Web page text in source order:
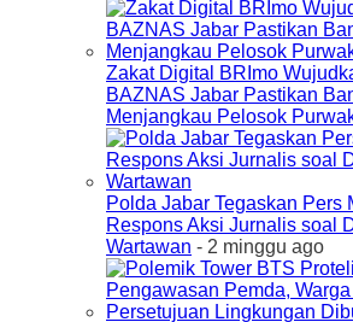
Zakat Digital BRImo
BAZNAS Jabar Pastikan
Menjangkau Pelosok
Polda Jabar Tegaskan Pers
Respons Aksi Jurnalis soal
Wartawan - 2 minggu ago